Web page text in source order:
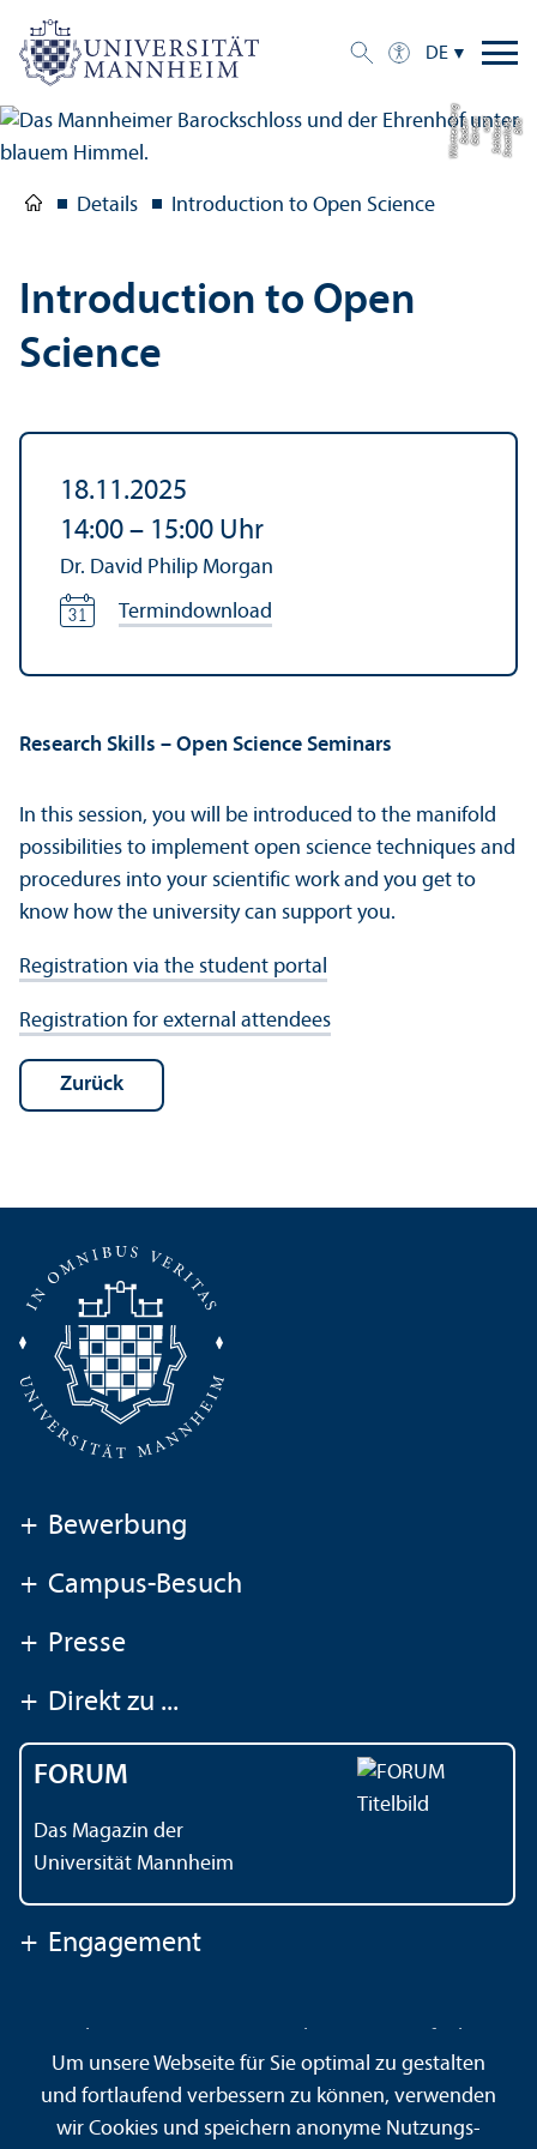
DE
Bil
d:
S
t
a
a
tli
c
h
e
S
c
hl
ö
s
s
e
r
u
n
d
G
ä
r
t
e
n
B
a
d
e
n-
W
ü
r
t
t
e
m
b
e
r
g
Details Introduction to Open Science
Introduction to Open
Science
18.11.2025
14:00 – 15:00 Uhr
Dr. David Philip Morgan
Termindownload
Research Skills – Open Science Seminars
In this session, you will be introduced to the manifold
possibilities to implement open science techniques and
procedures into your scientific work and you get to
know how the university can support you.
Registration via the student portal
Registration for external attendees
Zurück
+ Bewerbung
+ Campus-Besuch
+ Presse
+ Direkt zu ...
FORUM
Das Magazin der
Universität Mannheim
+ Engagement
Gebärdensprache
Leichte Sprache
Sitemap
Hausordnung
Sicherheit und Notfälle
Um unsere Webseite für Sie optimal zu gestalten
und fortlaufend verbessern zu können, verwenden
wir Cookies und speichern anonyme Nutzungs­